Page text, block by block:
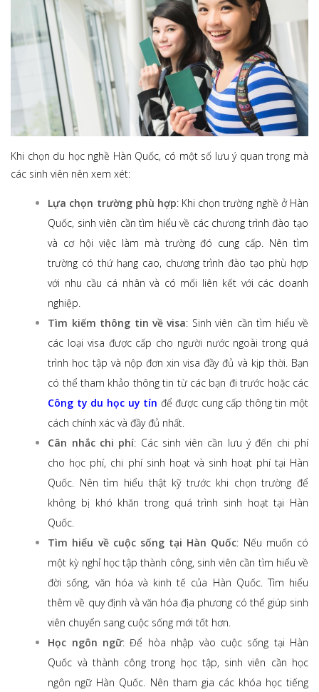
Khi chọn du học nghề Hàn Quốc, có một số lưu ý quan trọng mà
các sinh viên nên xem xét:
Lựa chọn trường phù hợp: Khi chọn trường nghề ở Hàn
Quốc, sinh viên cần tìm hiểu về các chương trình đào tạo
và cơ hội việc làm mà trường đó cung cấp. Nên tìm
trường có thứ hạng cao, chương trình đào tạo phù hợp
với nhu cầu cá nhân và có mối liên kết với các doanh
nghiệp.
Tìm kiếm thông tin về visa: Sinh viên cần tìm hiểu về
các loại visa được cấp cho người nước ngoài trong quá
trình học tập và nộp đơn xin visa đầy đủ và kịp thời. Bạn
có thể tham khảo thông tin từ các bạn đi trước hoặc các
Công ty du học uy tín để được cung cấp thông tin một
cách chính xác và đầy đủ nhất.
Cân nhắc chi phí: Các sinh viên cần lưu ý đến chi phí
cho học phí, chi phí sinh hoạt và sinh hoạt phí tại Hàn
Quốc. Nên tìm hiểu thật kỹ trước khi chọn trường để
không bị khó khăn trong quá trình sinh hoạt tại Hàn
Quốc.
Tìm hiểu về cuộc sống tại Hàn Quốc: Nếu muốn có
một kỳ nghỉ học tập thành công, sinh viên cần tìm hiểu về
đời sống, văn hóa và kinh tế của Hàn Quốc. Tìm hiểu
thêm về quy định và văn hóa địa phương có thể giúp sinh
viên chuyển sang cuộc sống mới tốt hơn.
Học ngôn ngữ: Để hòa nhập vào cuộc sống tại Hàn
Quốc và thành công trong học tập, sinh viên cần học
ngôn ngữ Hàn Quốc. Nên tham gia các khóa học tiếng